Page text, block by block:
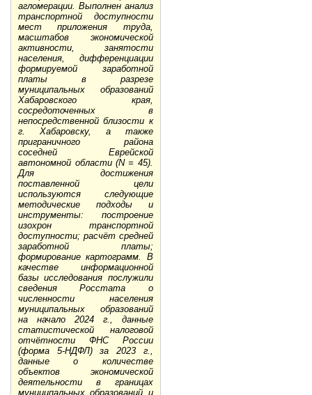
агломерации. Выполнен анализ
транспортной доступности
мест приложения труда,
масштабов экономической
активности, занятости
населения, дифференциации
формируемой заработной
платы в разрезе
муниципальных образований
Хабаровского края,
сосредоточенных в
непосредственной близости к
г. Хабаровску, а также
приграничного района
соседней Еврейской
автономной области (N = 45).
Для достижения
поставленной цели
используются следующие
методические подходы и
инструменты: построение
изохрон транспортной
доступности; расчёт средней
заработной платы;
формирование картограмм. В
качестве информационной
базы исследования послужили
сведения Росстата о
численности населения
муниципальных образований
на начало 2024 г., данные
статистической налоговой
отчётности ФНС России
(форма 5-НДФЛ) за 2023 г.,
данные о количестве
объектов экономической
деятельности в границах
муниципальных образований и